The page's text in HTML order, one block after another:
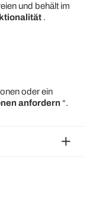
und behält im
.
oder ein
anfordern “.